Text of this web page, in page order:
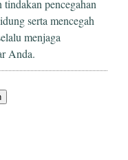
pencegahan
serta mencegah
menjaga
Anda.